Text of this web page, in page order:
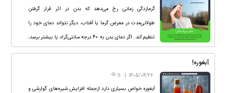
گرمازدگی زمانی رخ می‌دهد که بدن در اثر قرار گرفتن
طولانی‌مدت در معرض گرما یا آفتاب، دیگر نتواند دمای خود را
تنظیم کند. اگر دمای بدن به ۴۰ درجه سانتی‌گراد یا بیشتر برسد،
این وضعیت می‌تواند بسیار خطرناک باشد.
آبغوره!
1405/04/26
|
آبغوره خواص بسیاری دارد ازجمله افزایش شیره‌های گوارشی و